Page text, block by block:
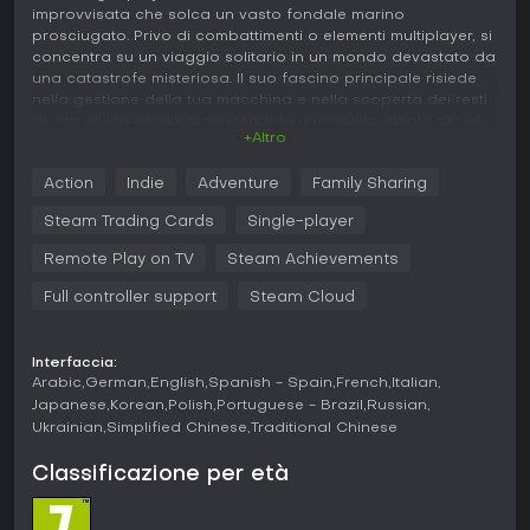
improvvisata che solca un vasto fondale marino
prosciugato. Privo di combattimenti o elementi multiplayer, si
concentra su un viaggio solitario in un mondo devastato da
una catastrofe misteriosa. Il suo fascino principale risiede
nella gestione della tua macchina e nella scoperta dei resti
amanti delle avventure indie atmosferiche.
Gameplay
In FAR: Lone Sails, il gameplay ruota attorno al pilotaggio e
da mezzo di trasporto e da casa. Raccogli risorse come
affrontando meccaniche come la riparazione dei danni
permettendo modifiche per superare terreni più difficili o
condizioni meteorologiche avverse. I puzzle richiedono
spesso di interagire con i sistemi del veicolo, come regolare
le vele per la propulsione eolica o attivare meccanismi per
gestione delle risorse e risoluzione di problemi in un formato
richiedono riflessi rapidi per evitare guasti.
+Altro
Action Indie Adventure Family Sharing
Steam Trading Cards Single-player
Remote Play on TV Steam Achievements
Full controller support Steam Cloud
Interfaccia:
Arabic German English Spanish - Spain French Italian
Japanese Korean Polish Portuguese - Brazil
Russian
Ukrainian Simplified Chinese Traditional Chinese
Classificazione per età